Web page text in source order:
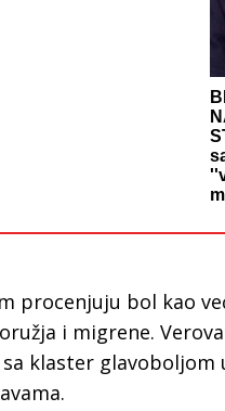
procenjuju bol kao
i migrene.
klaster glavoboljom